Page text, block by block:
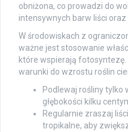
obniżona, co prowadzi do
intensywnych barw liści oraz
W środowiskach z
ważne jest stosowanie
które wspierają
warunki do wzrostu roślin
Podlewaj rośliny tylko
głębokości kilku
Regularnie zraszaj
tropikalne, aby